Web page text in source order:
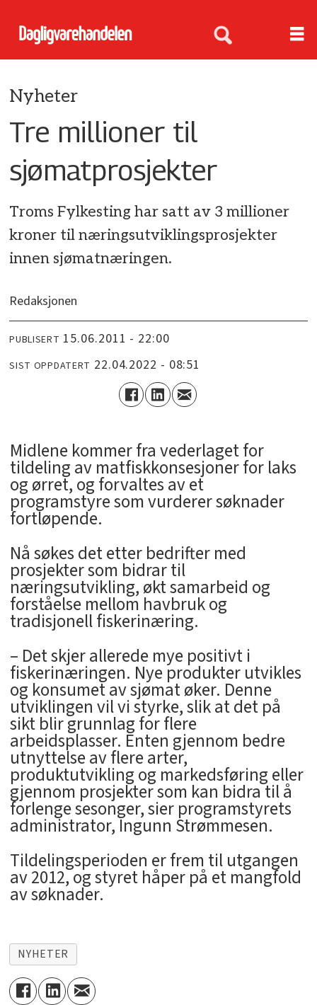
Nyheter
Tre millioner til
sjømatprosjekter
Troms Fylkesting har satt av 3 millioner
kroner til næringsutviklingsprosjekter
innen sjømatnæringen.
Redaksjonen
PUBLISERT 15.06.2011 - 22:00
SIST OPPDATERT 22.04.2022 - 08:51
Midlene kommer fra vederlaget for
tildeling av matfiskkonsesjoner for laks
og ørret, og forvaltes av et
programstyre som vurderer søknader
fortløpende.
Nå søkes det etter bedrifter med
prosjekter som bidrar til
næringsutvikling, økt samarbeid og
forståelse mellom havbruk og
tradisjonell fiskerinæring.
– Det skjer allerede mye positivt i
fiskerinæringen. Nye produkter utvikles
og konsumet av sjømat øker. Denne
utviklingen vil vi styrke, slik at det på
sikt blir grunnlag for flere
arbeidsplasser. Enten gjennom bedre
utnyttelse av flere arter,
produktutvikling og markedsføring eller
gjennom prosjekter som kan bidra til å
forlenge sesonger, sier programstyrets
administrator, Ingunn Strømmesen.
Tildelingsperioden er frem til utgangen
av 2012, og styret håper på et mangfold
av søknader.
NYHETER